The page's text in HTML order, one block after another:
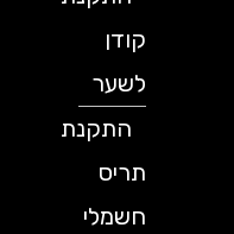
לשער
התקנת
תריס
חשמלי